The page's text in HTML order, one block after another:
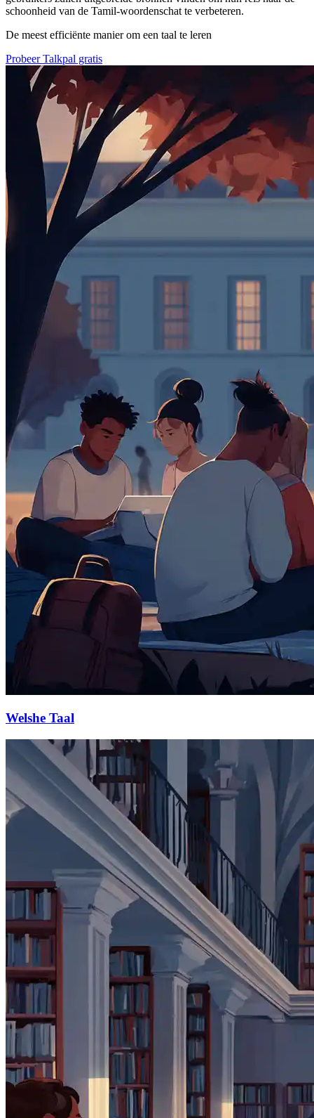
schoonheid van de Tamil-woordenschat te verbeteren.
De meest efficiënte manier om een taal te leren
Probeer Talkpal gratis
Welshe Taal